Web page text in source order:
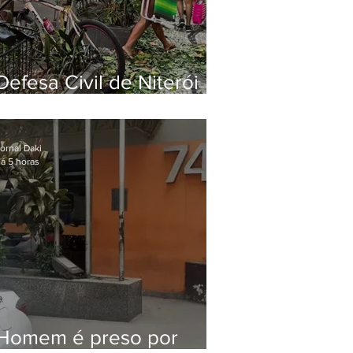
Civil de Niterói
para esta sexta-
(07)
é preso por
Daki
5 horas